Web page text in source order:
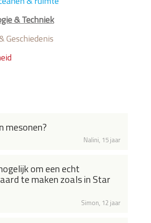
& Techniek
Geschiedenis
mesonen?
Nalini, 15 jaar
om een echt
te maken zoals in Star
Simon, 12 jaar